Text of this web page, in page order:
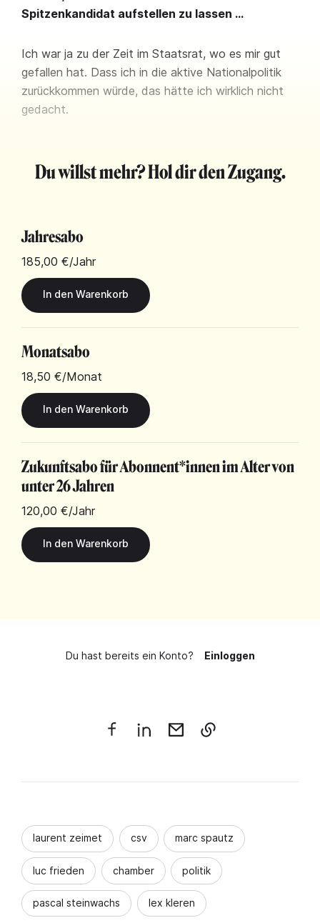
Spitzenkandidat aufstellen zu lassen …
Ich war ja zu der Zeit im Staatsrat, wo es mir gut
gefallen hat. Dass ich in die aktive Nationalpolitik
zurückkommen würde, das hätte ich wirklich nicht
gedacht.
Du willst mehr? Hol dir den Zugang.
Jahresabo
185,00 €/Jahr
Monatsabo
18,50 €/Monat
Zukunftsabo für Abonnent*innen im Alter von
unter 26 Jahren
120,00 €/Jahr
Du hast bereits ein Konto? Einloggen
laurent zeimet csv marc spautz
luc frieden chamber politik
pascal steinwachs lex kleren